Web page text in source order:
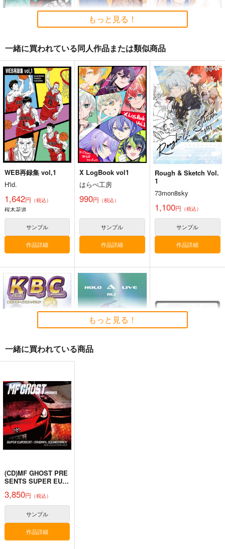
ホロライブ・ICステッ
カー（沙花叉クロヱ）
G.G.W
専売 440円（税込）
ホロライブ
沙花叉クロヱ
サンプル
カート
ホロライブ・ICステッ
カー（戌神ころね・制
服衣装）
G.G.W
専売 440円（税込）
ホロライブ
戌神ころね
サンプル
カート
PHS
WIREFRAME
1,000円（税込）
ホロライブ
兎田ぺこら
小森めと
サンプル
カート
closet
みかづくし
1,100円（税込）
儒烏風亭らでん
カート
いろはICステッカー6
Four Seasons
セール中
ホロライブ
HOLO A LIVE vol.4
tex-mex
1,100円（税込）
WIREFRAME
もっと見る！
一緒に買われている同人作品または類似商品
WEB再録集 vol,1
H'id.
1,642円 （税込）
桜木花道
サンプル
作品詳細
X LogBook vol1
はらぺ工房
990円 （税込）
サンプル
作品詳細
Rough & Sketch Vol.
1
73mon8sky
1,100円 （税込）
サンプル
作品詳細
Collection
H＆K.FACTORY
1,100円（税込）
ウエスター
サンプル
もっと見る！
一緒に買われている商品
(CD)MF GHOST PRE
SENTS SUPER EUR
SOUNDTRACK NEW
COLLECTION Vol.3
3,850円 （税込）
サンプル
作品詳細